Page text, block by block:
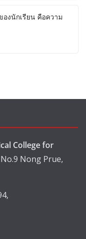
องนักเรียน คือความ
College for
Nong Prue,